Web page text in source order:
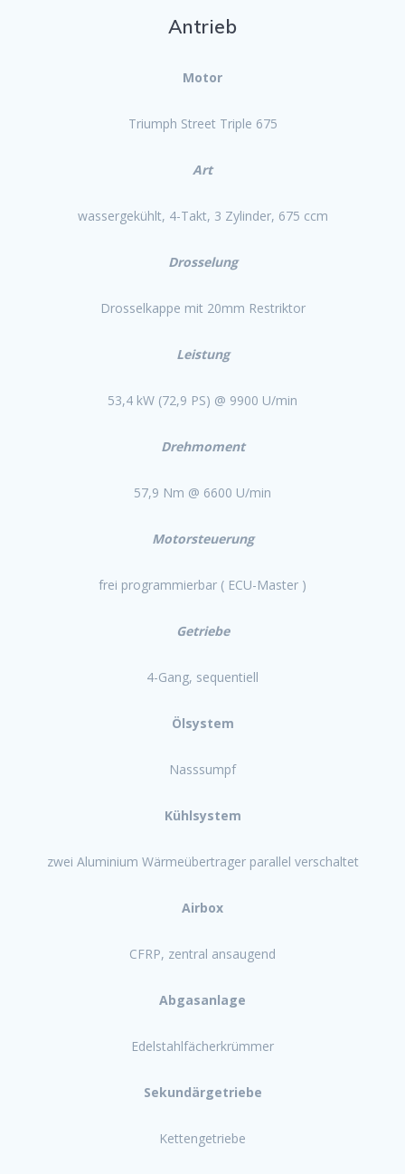
Antrieb
Motor
Triumph Street Triple 675
Art
wassergekühlt, 4-Takt, 3 Zylinder, 675 ccm
Drosselung
Drosselkappe mit 20mm Restriktor
Leistung
53,4 kW (72,9 PS) @ 9900 U/min
Drehmoment
57,9 Nm @ 6600 U/min
Motorsteuerung
frei programmierbar ( ECU-Master )
Getriebe
4-Gang, sequentiell
Ölsystem
Nasssumpf
Kühlsystem
zwei Aluminium Wärmeübertrager parallel verschaltet
Airbox
CFRP, zentral ansaugend
Abgasanlage
Edelstahlfächerkrümmer
Sekundärgetriebe
Kettengetriebe